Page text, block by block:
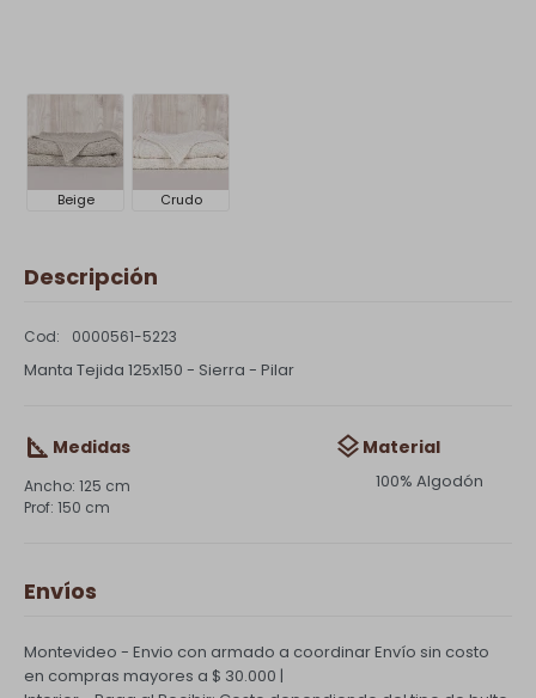
Beige Crudo
Descripción
0000561-5223
Manta Tejida 125x150 - Sierra - Pilar
Medidas
125 cm
150 cm
Material
100% Algodón
Envíos
Montevideo - Envio con armado a coordinarEnvío sin costo
en compras mayores a $ 30.000 |